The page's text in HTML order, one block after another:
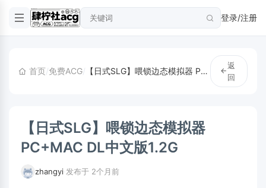
登录/注册
首页/免费ACG/ 【日式SLG】喂锁边态模拟器 PC+MAC DL中文版1.2G
返
回
【日式SLG】喂锁边态模拟器
PC+MAC DL中文版1.2G
zhangyi 发布于 2个月前